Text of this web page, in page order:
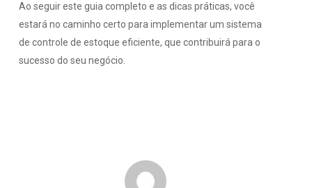
Ao seguir este guia completo e as dicas práticas, você
estará no caminho certo para implementar um sistema
de controle de estoque eficiente, que contribuirá para o
sucesso do seu negócio.